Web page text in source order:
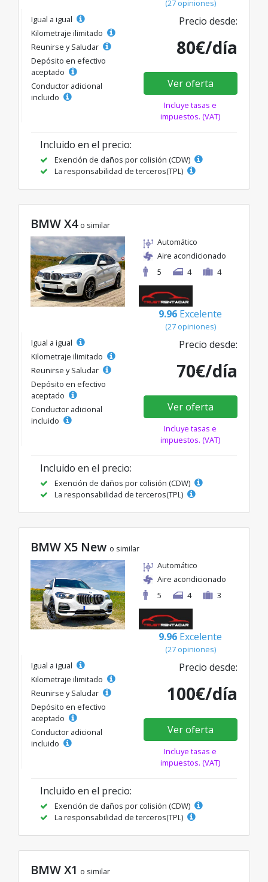
(27 opiniones)
Igual a igual
Kilometraje ilimitado
Reunirse y Saludar
Depósito en efectivo
aceptado
Conductor adicional
incluido
Precio desde:
80€/día
Ver oferta
Incluye tasas e
impuestos. (VAT)
Incluido en el precio:
Exención de daños por colisión (CDW)
La responsabilidad de terceros(TPL)
BMW X4 o similar
Automático
Aire acondicionado
5
4 4
9.96 Excelente
(27 opiniones)
Igual a igual
Kilometraje ilimitado
Reunirse y Saludar
Depósito en efectivo
aceptado
Conductor adicional
incluido
Precio desde:
70€/día
Ver oferta
Incluye tasas e
impuestos. (VAT)
Incluido en el precio:
Exención de daños por colisión (CDW)
La responsabilidad de terceros(TPL)
BMW X5 New o similar
Automático
Aire acondicionado
5
4 3
9.96 Excelente
(27 opiniones)
Igual a igual
Kilometraje ilimitado
Reunirse y Saludar
Depósito en efectivo
aceptado
Conductor adicional
incluido
Precio desde:
100€/día
Ver oferta
Incluye tasas e
impuestos. (VAT)
Incluido en el precio:
Exención de daños por colisión (CDW)
La responsabilidad de terceros(TPL)
BMW X1 o similar